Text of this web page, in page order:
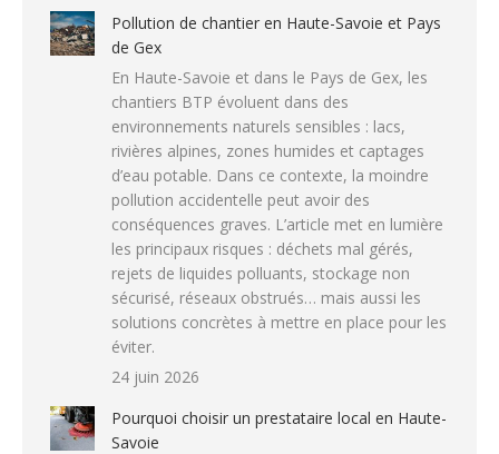
Pollution de chantier en Haute-Savoie et Pays
de Gex
En Haute-Savoie et dans le Pays de Gex, les
chantiers BTP évoluent dans des
environnements naturels sensibles : lacs,
rivières alpines, zones humides et captages
d’eau potable. Dans ce contexte, la moindre
pollution accidentelle peut avoir des
conséquences graves. L’article met en lumière
les principaux risques : déchets mal gérés,
rejets de liquides polluants, stockage non
sécurisé, réseaux obstrués… mais aussi les
solutions concrètes à mettre en place pour les
éviter.
24 juin 2026
Pourquoi choisir un prestataire local en Haute-
Savoie